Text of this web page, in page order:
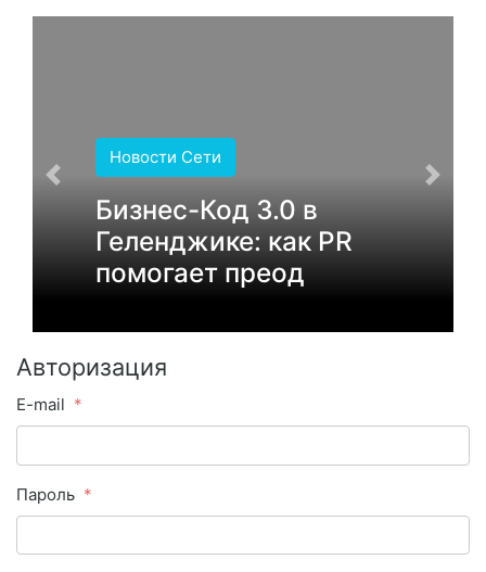
Новости Сети
Бизнес-Код 3.0 в
Геленджике: как PR
помогает преод
Авторизация
E-mail
Пароль